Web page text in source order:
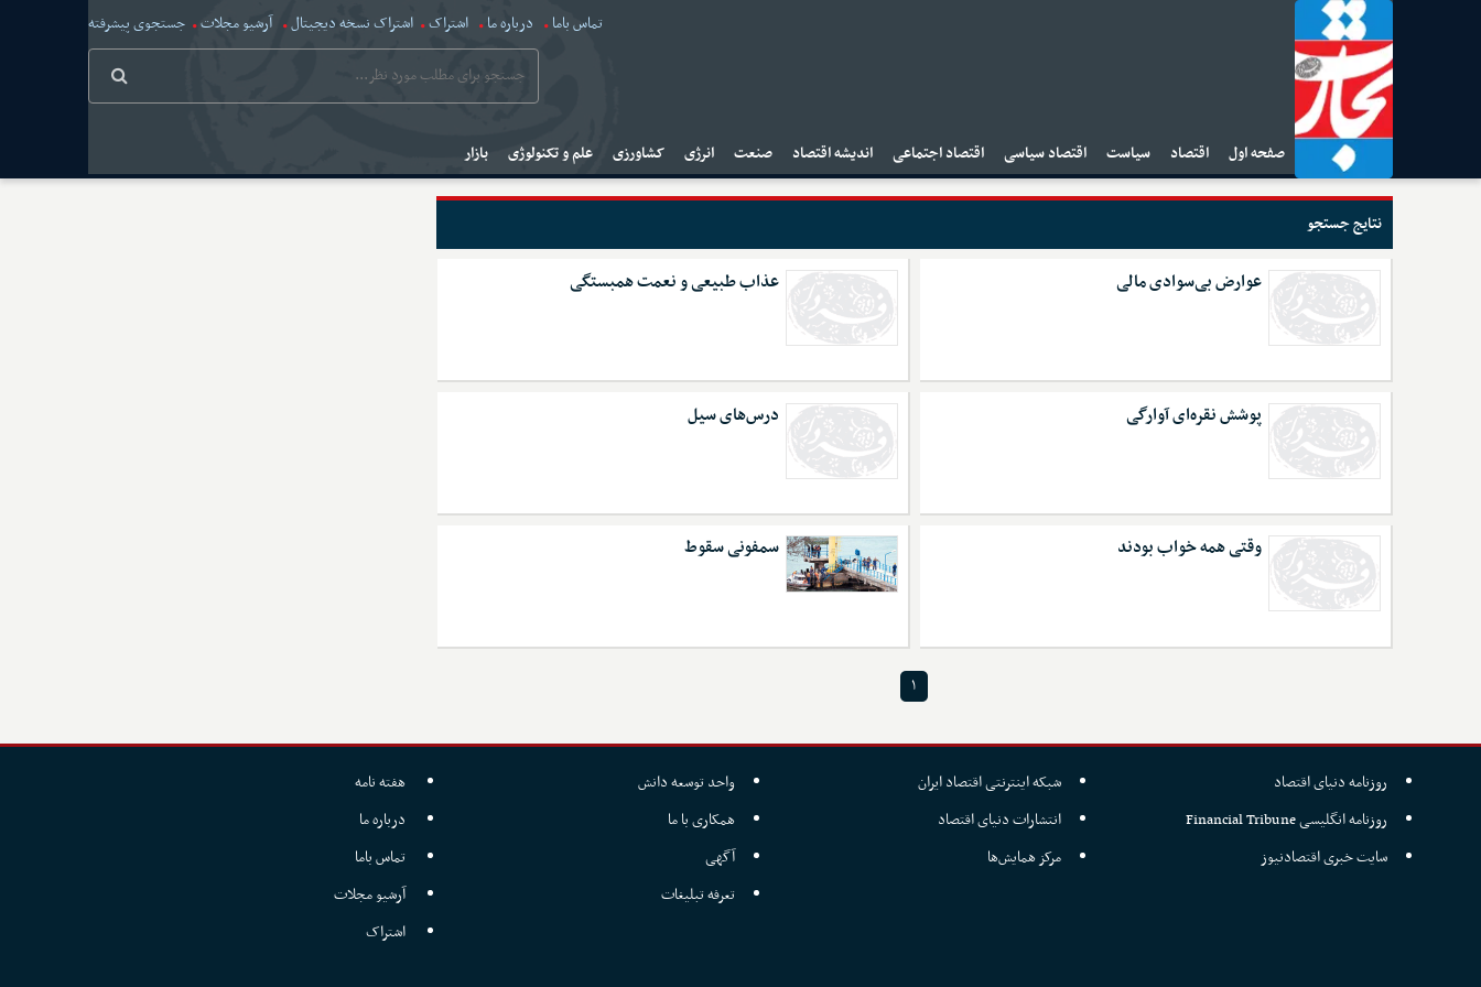
تماس باما درباره ما اشتراک اشتراک نسخه دیجیتال آرشیو مجلات جستجوی پیشرفته
صفحه اول اقتصاد سیاست اقتصاد سیاسی اقتصاد اجتماعی اندیشه اقتصاد صنعت انرژی کشاورزی علم و تکنولوژی بازار
نتایج جستجو
عوارض بی‌سوادی مالی عذاب طبیعی و نعمت همبستگی
پوشش نقره‌ای آوارگی درس‌های سیل
وقتی همه خواب بودند سمفونی سقوط
۱
روزنامه دنیای اقتصاد
روزنامه انگلیسی Financial Tribune
سایت خبری اقتصادنیوز
شبکه اینترنتی اقتصاد ایران
انتشارات دنیای اقتصاد
مرکز همایش‌ها
واحد توسعه دانش
همکاری با ما
آگهی
تعرفه تبلیغات
هفته نامه
درباره ما
تماس باما
آرشیو مجلات
اشتراک